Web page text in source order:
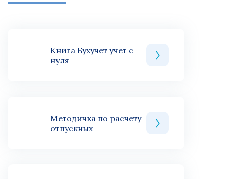
Книга Бухучет учет с
нуля
Методичка по расчету
отпускных